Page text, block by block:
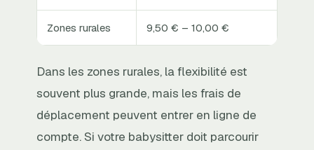
Zones rurales 9,50 € – 10,00 €
Dans les zones rurales, la flexibilité est
souvent plus grande, mais les frais de
déplacement peuvent entrer en ligne de
compte. Si votre babysitter doit parcourir